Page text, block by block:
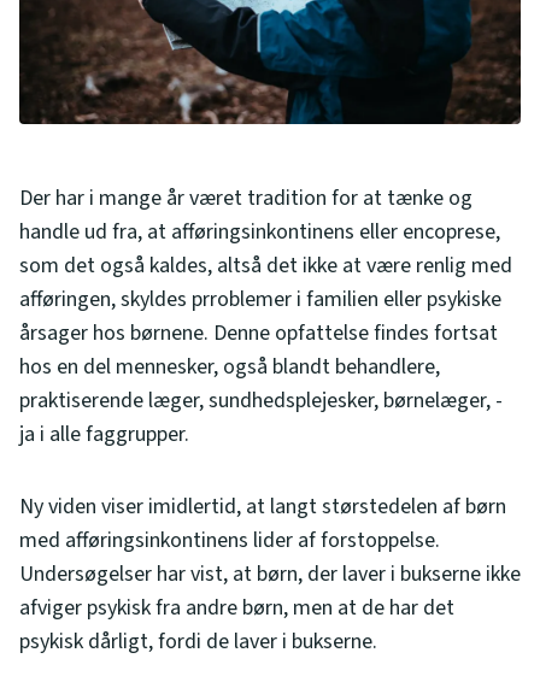
Der har i mange år været tradition for at tænke og
handle ud fra, at afføringsinkontinens eller encoprese,
som det også kaldes, altså det ikke at være renlig med
afføringen, skyldes prroblemer i familien eller psykiske
årsager hos børnene. Denne opfattelse findes fortsat
hos en del mennesker, også blandt behandlere,
praktiserende læger, sundhedsplejesker, børnelæger, -
ja i alle faggrupper.
Ny viden viser imidlertid, at langt størstedelen af børn
med afføringsinkontinens lider af forstoppelse.
Undersøgelser har vist, at børn, der laver i bukserne ikke
afviger psykisk fra andre børn, men at de har det
psykisk dårligt, fordi de laver i bukserne.